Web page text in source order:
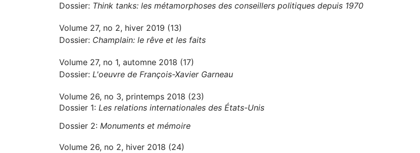
Dossier: Think tanks: les métamorphoses des conseillers politiques depuis 1970
Volume 27, no 2, hiver 2019 (13)
Dossier: Champlain: le rêve et les faits
Volume 27, no 1, automne 2018 (17)
Dossier: L'oeuvre de François-Xavier Garneau
Volume 26, no 3, printemps 2018 (23)
Dossier 1: Les relations internationales des États-Unis
Dossier 2: Monuments et mémoire
Volume 26, no 2, hiver 2018 (24)